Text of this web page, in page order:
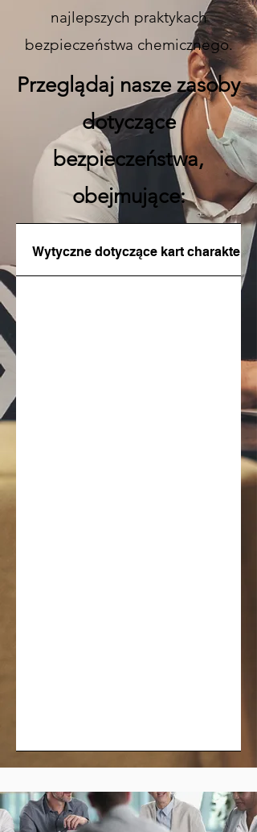
najlepszych praktykach
bezpieczeństwa chemicznego.
Przeglądaj nasze zasoby
dotyczące
bezpieczeństwa,
obejmujące:
Wytyczne dotyczące kart